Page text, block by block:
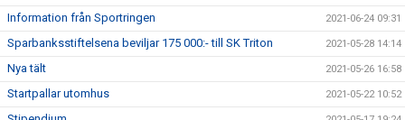
Information från Sportringen 2021-06-24 09:31
Sparbanksstiftelsena beviljar 175 000:- till SK Triton 2021-05-28 14:14
Nya tält 2021-05-26 16:58
Startpallar utomhus 2021-05-22 10:52